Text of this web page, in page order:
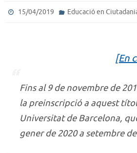
15/04/2019 Educació en
[En
Fins al 9 de novembre de
la preinscripció a aquest
Universitat de Barcelona,
gener de 2020 a setembre